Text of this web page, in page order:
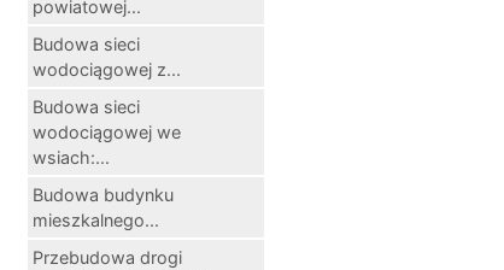
powiatowej...
Budowa sieci
wodociągowej z...
Budowa sieci
wodociągowej we
wsiach:...
Budowa budynku
mieszkalnego...
Przebudowa drogi